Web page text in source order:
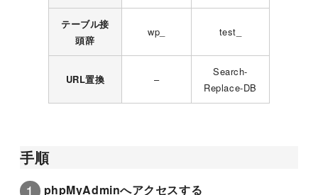
テーブル接
頭辞
wp_ test_
URL置換 –
Search-
Replace-DB
手順
phpMyAdminへアクセスする